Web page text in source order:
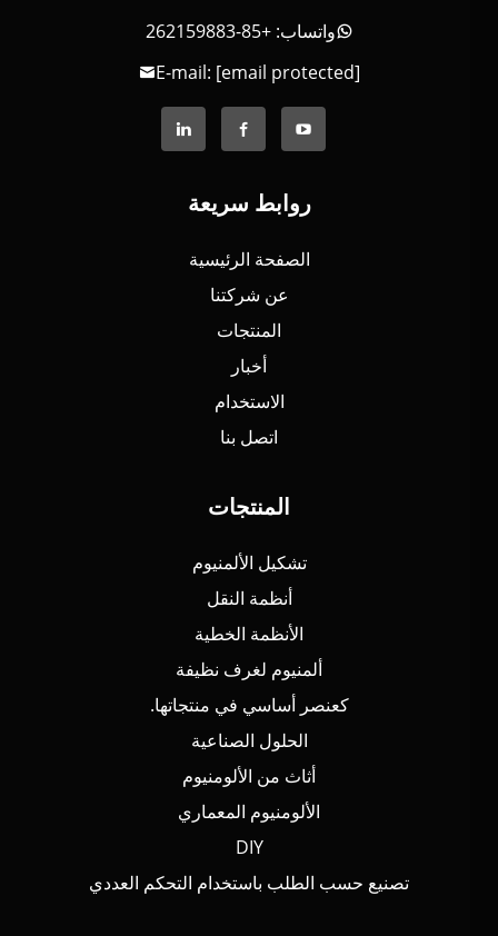
واتساب: +85-262159883
E-mail: [email protected]
روابط سريعة
الصفحة الرئيسية
عن شركتنا
المنتجات
أخبار
الاستخدام
اتصل بنا
المنتجات
تشكيل الألمنيوم
أنظمة النقل
الأنظمة الخطية
ألمنيوم لغرف نظيفة
كعنصر أساسي في منتجاتها.
الحلول الصناعية
أثاث من الألومنيوم
الألومنيوم المعماري
DIY
تصنيع حسب الطلب باستخدام التحكم العددي